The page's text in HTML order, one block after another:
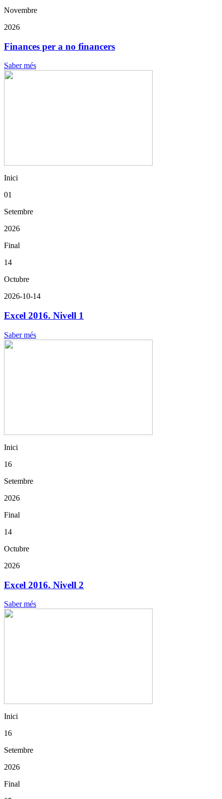
Novembre
2026
Finances per a no financers
Saber més
Inici
01
Setembre
2026
Final
14
Octubre
2026-10-14
Excel 2016. Nivell 1
Saber més
Inici
16
Setembre
2026
Final
14
Octubre
2026
Excel 2016. Nivell 2
Saber més
Inici
16
Setembre
2026
Final